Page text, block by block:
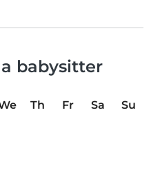
babysitter
Th Fr Sa
Su